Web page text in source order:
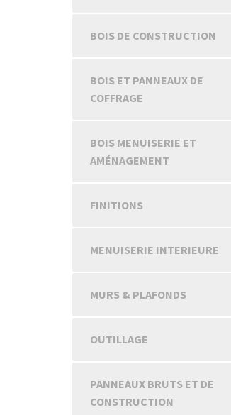
BOIS DE CONSTRUCTION
BOIS ET PANNEAUX DE
COFFRAGE
BOIS MENUISERIE ET
AMÉNAGEMENT
FINITIONS
MENUISERIE INTERIEURE
MURS & PLAFONDS
OUTILLAGE
PANNEAUX BRUTS ET DE
CONSTRUCTION